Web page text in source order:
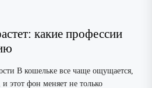
какие профессии
В кошельке все чаще ощущается,
этот фон меняет не только